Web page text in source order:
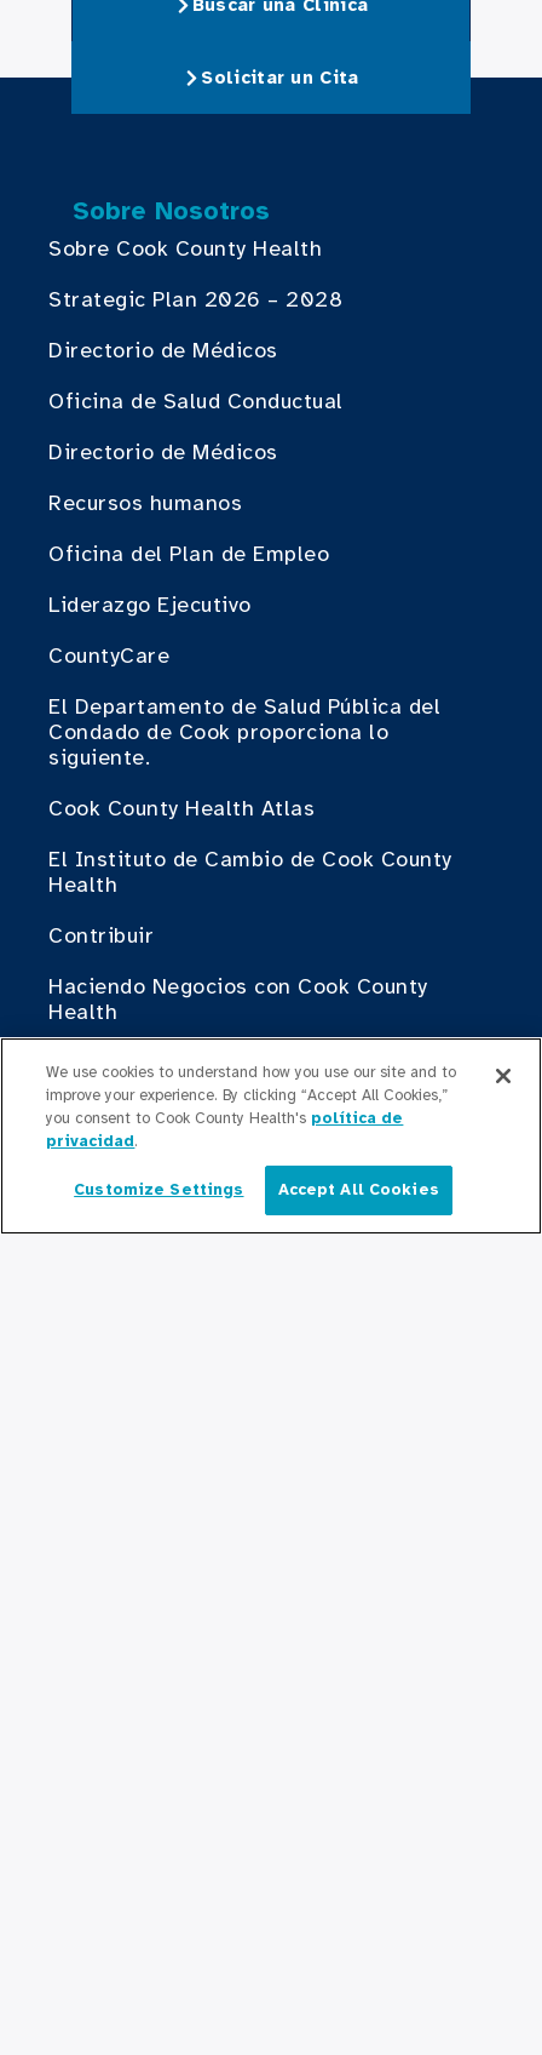
Buscar una Clinica
Solicitar un Cita
Sobre Nosotros
Sobre Cook County Health
Strategic Plan 2026 – 2028
Directorio de Médicos
Oficina de Salud Conductual
Directorio de Médicos
Recursos humanos
Oficina del Plan de Empleo
Liderazgo Ejecutivo
CountyCare
El Departamento de Salud Pública del
Condado de Cook proporciona lo
siguiente.
Cook County Health Atlas
El Instituto de Cambio de Cook County
Health
Contribuir
Haciendo Negocios con Cook County
Health
Para Profesionales Médicos
Programas de Becas
Programas de Residencia
Education/Professional Education
Español
We use cookies to understand how you use our site and to
improve your experience. By clicking “Accept All Cookies,”
you consent to Cook County Health's política de
privacidad.
Customize Settings Accept All Cookies